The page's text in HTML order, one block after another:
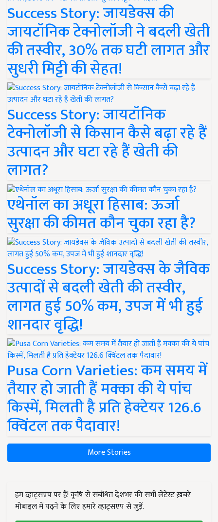
Success Story: जायडेक्स की
जायटॉनिक टेक्नोलॉजी ने बदली खेती
की तस्वीर, 30% तक घटी लागत और
सुधरी मिट्टी की सेहत!
Success Story: जायटॉनिक
टेक्नोलॉजी से किसान कैसे बढ़ा रहे हैं
उत्पादन और घटा रहे हैं खेती की
लागत?
एथेनॉल का अधूरा हिसाब: ऊर्जा
सुरक्षा की कीमत कौन चुका रहा है?
Success Story: जायडेक्स के जैविक
उत्पादों से बदली खेती की तस्वीर,
लागत हुई 50% कम, उपज में भी हुई
शानदार वृद्धि!
Pusa Corn Varieties: कम समय में
तैयार हो जाती हैं मक्का की ये पांच
किस्में, मिलती है प्रति हेक्टेयर 126.6
क्विंटल तक पैदावार!
More Stories
हम व्हाट्सएप पर हैं! कृषि से संबंधित देशभर की सभी लेटेस्ट ख़बरें
मोबाइल में पढ़ने के लिए हमारे व्हाट्सएप से जुड़ें.